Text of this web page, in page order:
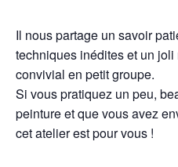
Il nous partage un savoir
techniques inédites et un
convivial en petit groupe.
Si vous pratiquez un peu,
peinture et que vous avez
cet atelier est pour vous !